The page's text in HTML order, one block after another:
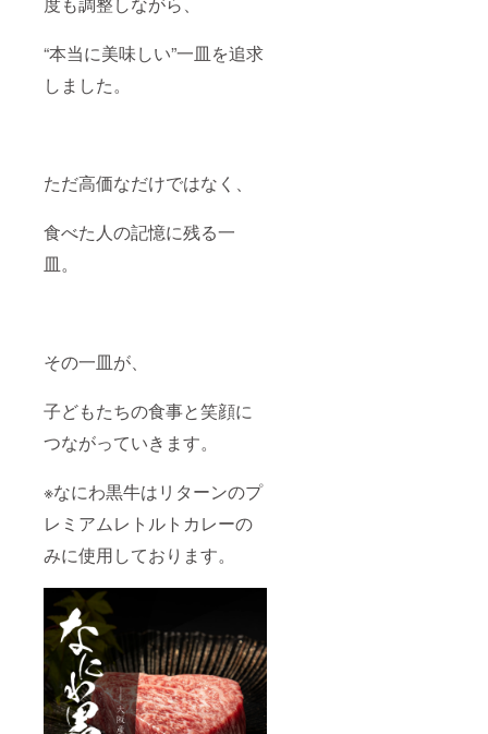
“本当に美味しい”一皿を追求
しました。
ただ高価なだけではなく、
食べた人の記憶に残る一
皿。
その一皿が、
子どもたちの食事と笑顔に
つながっていきます。
※なにわ黒牛はリターンのプ
レミアムレトルトカレーの
みに使用しております。